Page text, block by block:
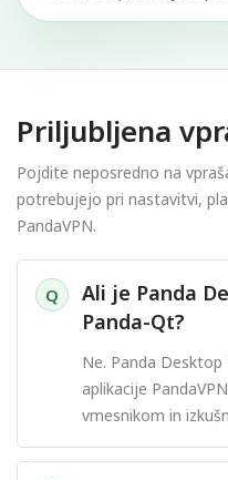
Priljubljena
Pojdite neposredno na
potrebujejo pri nastavitvi,
PandaVPN.
Q
Ali je Panda
Panda-Qt?
Ne. Panda
aplikacije
vmesnikom in